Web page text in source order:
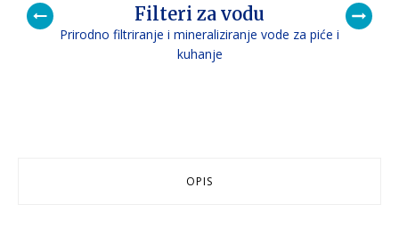
Filteri za vodu
Prirodno filtriranje i mineraliziranje vode za piće i
kuhanje
OPIS